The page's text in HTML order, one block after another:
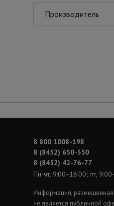
Производитель
8 800 1008-198
8 (8452) 650-350
8 (8452) 42-76-77
Пн-чт, 9:00−18:00; пт,
Информация, размещенная
не является публичной